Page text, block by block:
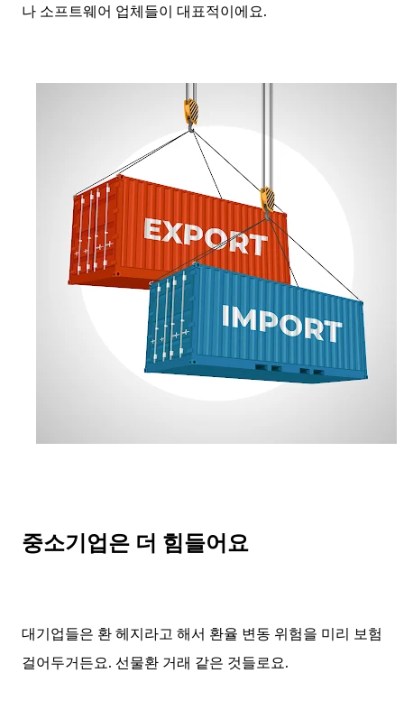
나 소프트웨어 업체들이 대표적이에요.
중소기업은 더 힘들어요
대기업들은 환 헤지라고 해서 환율 변동 위험을 미리 보험
걸어두거든요. 선물환 거래 같은 것들로요.